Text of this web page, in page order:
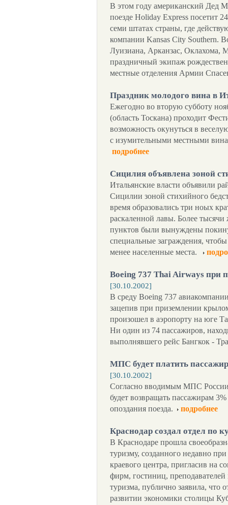
В этом году американский Дед
поезде Holiday Express посетит
семи штатах страны, где
компании Kansas City Southern.
Луизиана, Арканзас, Оклахома,
праздничный экипаж
местные отделения Армии
Праздник молодого вина в
Ежегодно во вторую субботу
(область Тоскана) проходит
возможность окунуться в
с изумительными местными
подробнее
Сицилия объявлена зоной
Итальянские власти объявили
Сицилии зоной стихийного
время образовались три ноых
раскаленной лавы. Более
пунктов были вынуждены
специальные заграждения,
менее населенные места.
Boeing 737 Thai Airways при
[30.10.2002]
В среду Boeing 737
зацепив при приземлении
произошел в аэропорту на юге
Ни один из 74 пассажиров,
выполнявшего рейс Бангкок -
МПС будет платить
[30.10.2002]
Согласно вводимым МПС
будет возвращать пассажирам
опоздания поезда.
подробнее
Краснодар создал отдел по
В Краснодаре прошла
туризму, созданного недавно
краевого центра, пригласив на
фирм, гостиниц, преподавателей
туризма, публично заявила, что
развитии экономики столицы